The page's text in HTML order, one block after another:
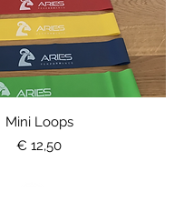
Mini Loops
Preis
€ 12,50